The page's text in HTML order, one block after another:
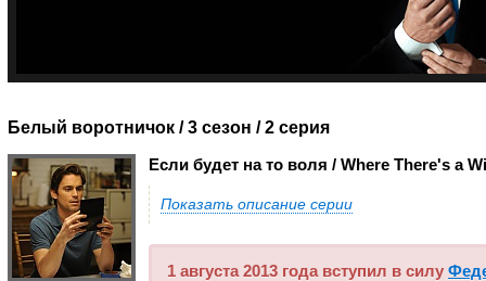
Белый воротничок / 3 сезон / 2 серия
Если будет на то воля / Where There's a
Показать описание серии
1 августа 2013 года вступил в силу